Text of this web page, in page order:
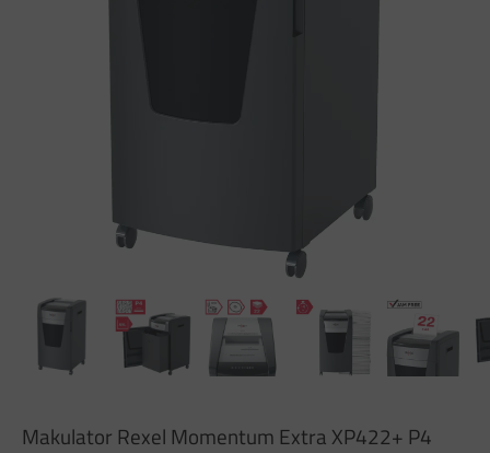
Makulator Rexel Momentum Extra XP422+ P4